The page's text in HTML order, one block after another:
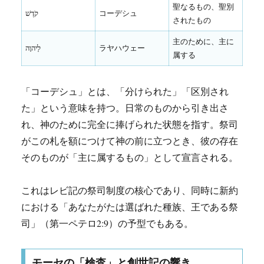
קֹדֶשׁ コーデシュ
聖なるもの、聖別
されたもの
לַיהוָה ラヤハウェー
主のために、主に
属する
「コーデシュ」とは、「分けられた」「区別され
た」という意味を持つ。日常のものから引き出さ
れ、神のために完全に捧げられた状態を指す。祭司
がこの札を額につけて神の前に立つとき、彼の存在
そのものが「主に属するもの」として宣言される。
これはレビ記の祭司制度の核心であり、同時に新約
における「あなたがたは選ばれた種族、王である祭
司」（第一ペテロ2:9）の予型でもある。